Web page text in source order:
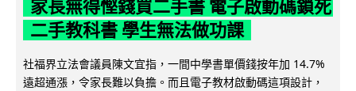
家長無得慳錢買二手書 電子啟動碼鎖死
二手教科書 學生無法做功課
社福界立法會議員陳文宜指，一間中學書單價錢按年加 14.7%
遠超通漲，令家長難以負擔。而且電子教材啟動碼這項設計，